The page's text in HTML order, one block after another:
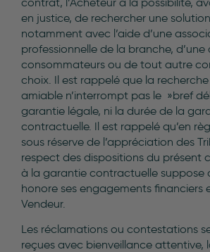
en justice, de rechercher une
notamment avec l’aide d’une
professionnelle de la branche,
consommateurs ou de tout autre
choix. Il est rappelé que la
amiable n’interrompt pas le »bref
garantie légale, ni la durée de la
contractuelle. Il est rappelé qu’en
sous réserve de l’appréciation des
respect des dispositions du présent
à la garantie contractuelle suppose
honore ses engagements financiers
Vendeur.
Les réclamations ou contestations
reçues avec bienveillance attentive,